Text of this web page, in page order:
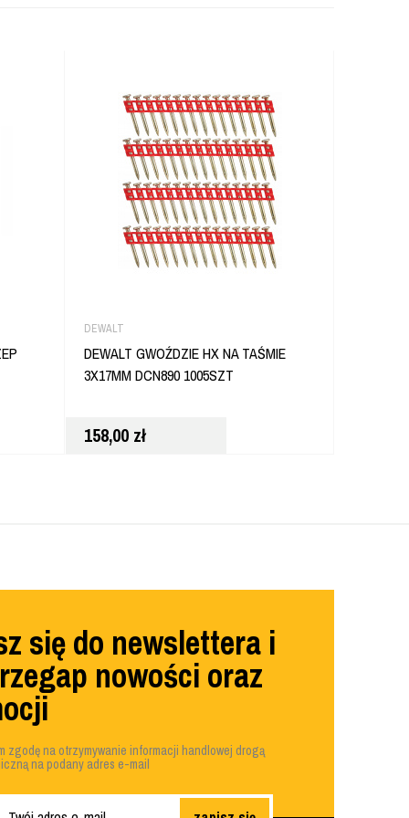
DEWALT
DEWALT GWOŹDZIE HX NA TAŚMIE
3X17MM DCN890 1005SZT
158,00 zł
się do newslettera i
nowości oraz
zgodę na otrzymywanie informacji handlowej drogą
na podany adres e-mail